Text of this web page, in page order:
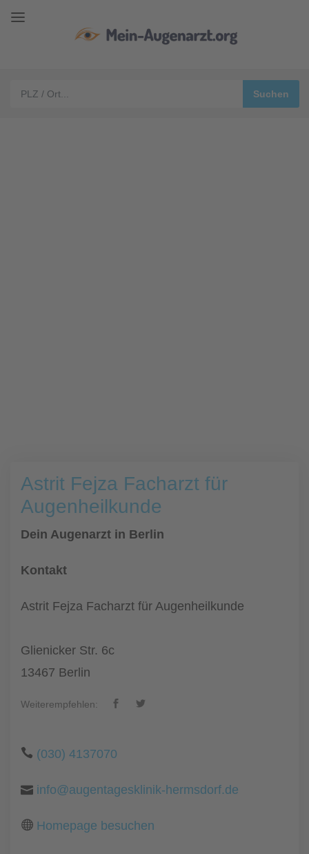
Astrit Fejza Facharzt für
Augenheilkunde
Dein Augenarzt in Berlin
Kontakt
Astrit Fejza Facharzt für Augenheilkunde
Glienicker Str. 6c
13467 Berlin
Weiterempfehlen:
(030) 4137070
info@augentagesklinik-hermsdorf.de
Homepage besuchen